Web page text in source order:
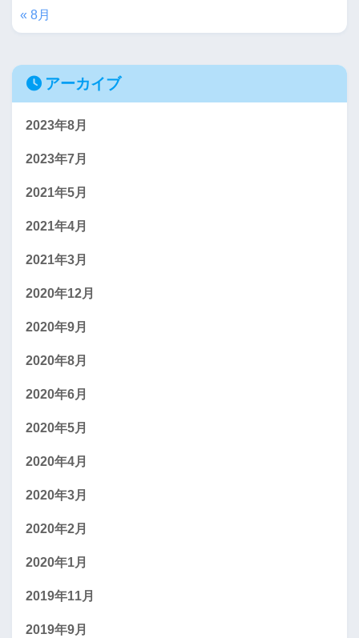
« 8月
アーカイブ
2023年8月
2023年7月
2021年5月
2021年4月
2021年3月
2020年12月
2020年9月
2020年8月
2020年6月
2020年5月
2020年4月
2020年3月
2020年2月
2020年1月
2019年11月
2019年9月